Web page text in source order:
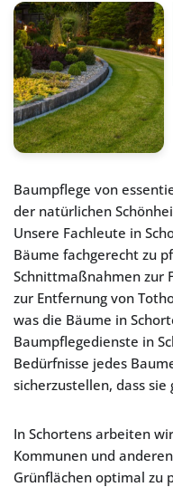
Baumpflege von
der natürlichen
Unsere Fachleute in
Bäume fachgerecht zu
Schnittmaßnahmen zur
zur Entfernung von
was die Bäume in
Baumpflegedienste in
Bedürfnisse jedes
sicherzustellen, dass
In Schortens arbeiten
Kommunen und
Grünflächen optimal zu